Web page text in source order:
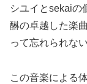
シユイとsekaiの
醂の卓越した楽
って忘れられな
この音楽による